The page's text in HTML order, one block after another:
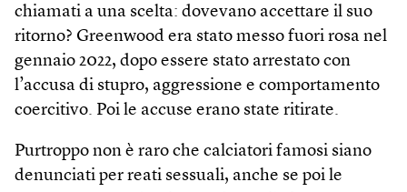
chiamati a una scelta: dovevano accettare il suo
ritorno? Greenwood era stato messo fuori rosa nel
gennaio 2022, dopo essere stato arrestato con
l’accusa di stupro, aggressione e comportamento
coercitivo. Poi le accuse erano state ritirate.
Purtroppo non è raro che calciatori famosi siano
denunciati per reati sessuali, anche se poi le